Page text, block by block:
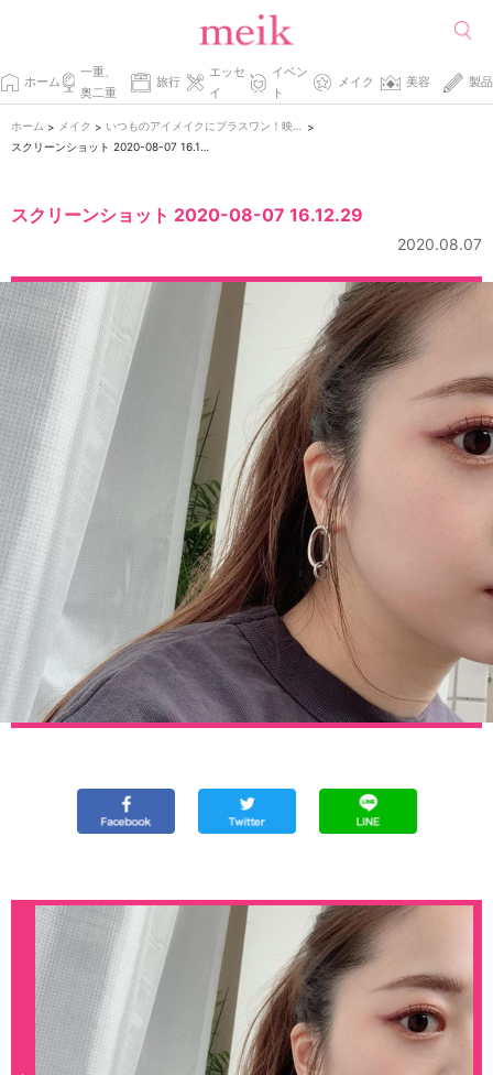
ホーム
一重、
奥二重
旅行
エッセ
イ
イベン
ト
メイク 美容 製品
ホーム > メイク >
>
スクリーンショット 2020-08-07 16.12.29
スクリーンショット 2020-08-07 16.12.29
2020.08.07